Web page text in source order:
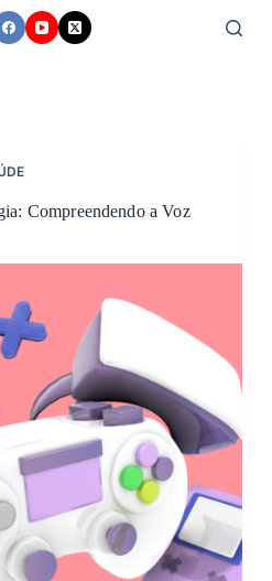
Compreendendo a Voz